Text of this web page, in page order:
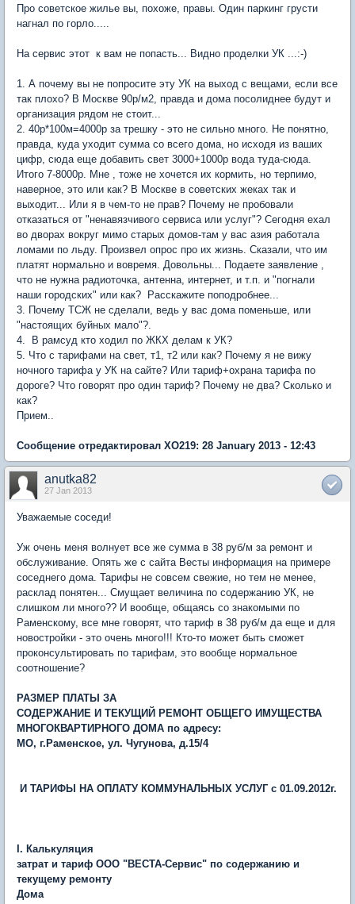
Про советское жилье вы, похоже, правы. Один паркинг грусти
нагнал по горло.....
На сервис этот к вам не попасть... Видно проделки УК ...:-)
1. А почему вы не попросите эту УК на выход с вещами, если все
так плохо? В Москве 90р/м2, правда и дома посолиднее будут и
организация рядом не стоит...
2. 40р*100м=4000р за трешку - это не сильно много. Не понятно,
правда, куда уходит сумма со всего дома, но исходя из ваших
цифр, сюда еще добавить свет 3000+1000р вода туда-сюда.
Итого 7-8000р. Мне , тоже не хочется их кормить, но терпимо,
наверное, это или как? В Москве в советских жеках так и
выходит... Или я в чем-то не прав? Почему не пробовали
отказаться от "ненавязчивого сервиса или услуг"? Сегодня ехал
во дворах вокруг мимо старых домов-там у вас азия работала
ломами по льду. Произвел опрос про их жизнь. Сказали, что им
платят нормально и вовремя. Довольны... Подаете заявление ,
что не нужна радиоточка, антенна, интернет, и т.п. и "погнали
наши городских" или как? Расскажите поподробнее...
3. Почему ТСЖ не сделали, ведь у вас дома поменьше, или
"настоящих буйных мало"?.
4. В рамсуд кто ходил по ЖКХ делам к УК?
5. Что с тарифами на свет, т1, т2 или как? Почему я не вижу
ночного тарифа у УК на сайте? Или тариф+охрана тарифа по
дороге? Что говорят про один тариф? Почему не два? Сколько и
как?
Прием..
Сообщение отредактировал XO219: 28 January 2013 - 12:43
anutka82
27 Jan 2013
Уважаемые соседи!
Уж очень меня волнует все же сумма в 38 руб/м за ремонт и
обслуживание. Опять же с сайта Весты информация на примере
соседнего дома. Тарифы не совсем свежие, но тем не менее,
расклад понятен... Смущает величина по содержанию УК, не
слишком ли много?? И вообще, общаясь со знакомыми по
Раменскому, все мне говорят, что тариф в 38 руб/м да еще и для
новостройки - это очень много!!! Кто-то может быть сможет
проконсультировать по тарифам, это вообще нормальное
соотношение?
РАЗМЕР ПЛАТЫ ЗА
СОДЕРЖАНИЕ И ТЕКУЩИЙ РЕМОНТ ОБЩЕГО ИМУЩЕСТВА
МНОГОКВАРТИРНОГО ДОМА по адресу:
МО, г.Раменское, ул. Чугунова, д.15/4
И ТАРИФЫ НА ОПЛАТУ КОММУНАЛЬНЫХ УСЛУГ с 01.09.2012г.
I. Калькуляция
затрат и тариф ООО "ВЕСТА-Сервис" по содержанию и
текущему ремонту
Дома